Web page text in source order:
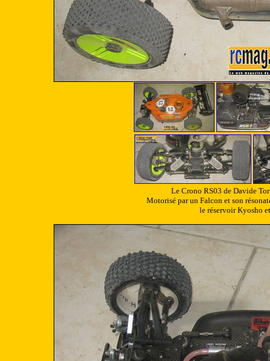
Le Crono RS03 de Davide
Motorisé par un Falcon et son
le réservoir Kyosho